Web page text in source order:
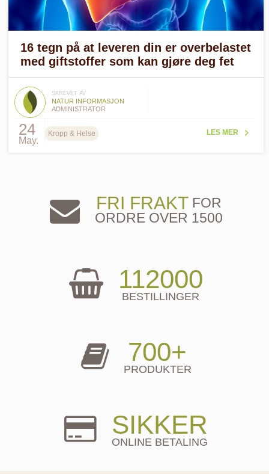
16 tegn på at leveren din er overbelastet
med giftstoffer som kan gjøre deg fet
SKREVET AV
NATUR INFORMASJON
ADMINISTRATOR
24
May.
Kropp & Helse LES MER
FRI FRAKTFOR
ORDRE OVER 1500
112000
BESTILLINGER
700+
PRODUKTER
SIKKER
ONLINE BETALING